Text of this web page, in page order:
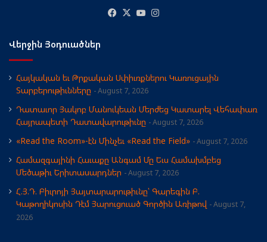
Facebook
X YouTube
Վերջին Յօդուածներ
Հայկական եւ Թրքական Սփիւռքներու Կառուցային
Տարբերութիւնները
August 7, 2026
Դատաւոր Յակոբ Մանուկեան Մերժեց Կատարել Վեհափառ
Հայրապետի Դատավարութիւնը
August 7, 2026
«Read the Room»-էն Մինչեւ «Read the Field» August 7, 2026
Համազգայինի Հաւաքը Անգամ Մը Եւս Համախմբեց
Մեծաթիւ Երիտասարդներ
August 7, 2026
Հ.Յ.Դ. Բիւրոյի Յայտարարութիւնը՝ Գարեգին Բ.
Կաթողիկոսին Դէմ Յարուցուած Գործին Առիթով
August 7,
2026